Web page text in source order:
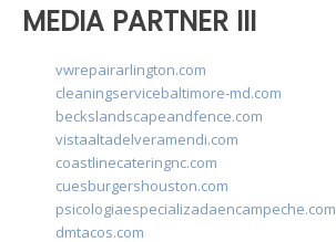
MEDIA PARTNER III
vwrepairarlington.com
cleaningservicebaltimore-md.com
beckslandscapeandfence.com
vistaaltadelveramendi.com
coastlinecateringnc.com
cuesburgershouston.com
psicologiaespecializadaencampeche.com
dmtacos.com